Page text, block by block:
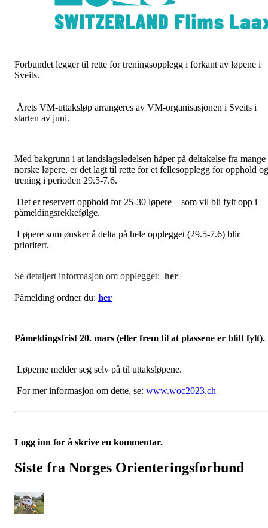
Forbundet legger til rette for treningsopplegg i forkant av løpene i
Sveits.
Årets VM-uttaksløp arrangeres av VM-organisasjonen i Sveits i
starten av juni.
Med bakgrunn i at landslagsledelsen håper på deltakelse fra mange
norske løpere, er det lagt til rette for et fellesopplegg for opphold og
trening i perioden 29.5-7.6.
Det er reservert opphold for 25-30 løpere – som vil bli fylt opp i
påmeldingsrekkefølge.
Løpere som ønsker å delta på hele opplegget (29.5-7.6) blir
prioritert.
Se detaljert informasjon om opplegget: her
Påmelding ordner du: her
Påmeldingsfrist 20. mars (eller frem til at plassene er blitt fylt).
Løperne melder seg selv på til uttaksløpene.
For mer informasjon om dette, se: www.woc2023.ch
Logg inn for å skrive en kommentar.
Siste fra Norges Orienteringsforbund